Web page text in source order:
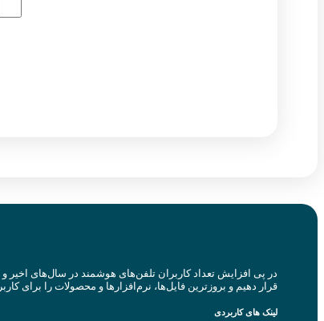
در پی افزایش تعداد کاربران تلفن‌های هوشمند در سال‌های اخیر و
قرار دهیم و بروزترین فایل‌ها، نرم‌افزارها و محصولات را برای
لینک های کاربردی